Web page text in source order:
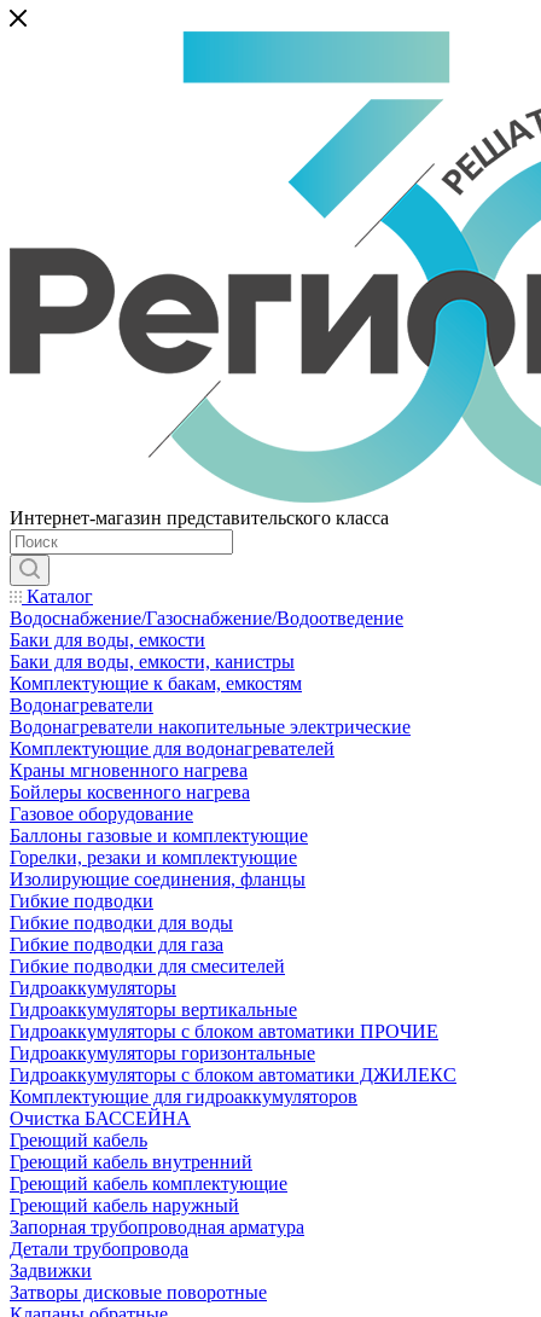
Интернет-магазин представительского класса
Каталог
Водоснабжение/Газоснабжение/Водоотведение
Баки для воды, емкости
Баки для воды, емкости, канистры
Комплектующие к бакам, емкостям
Водонагреватели
Водонагреватели накопительные электрические
Комплектующие для водонагревателей
Краны мгновенного нагрева
Бойлеры косвенного нагрева
Газовое оборудование
Баллоны газовые и комплектующие
Горелки, резаки и комплектующие
Изолирующие соединения, фланцы
Гибкие подводки
Гибкие подводки для воды
Гибкие подводки для газа
Гибкие подводки для смесителей
Гидроаккумуляторы
Гидроаккумуляторы вертикальные
Гидроаккумуляторы с блоком автоматики ПРОЧИЕ
Гидроаккумуляторы горизонтальные
Гидроаккумуляторы с блоком автоматики ДЖИЛЕКС
Комплектующие для гидроаккумуляторов
Очистка БАССЕЙНА
Греющий кабель
Греющий кабель внутренний
Греющий кабель комплектующие
Греющий кабель наружный
Запорная трубопроводная арматура
Детали трубопровода
Задвижки
Затворы дисковые поворотные